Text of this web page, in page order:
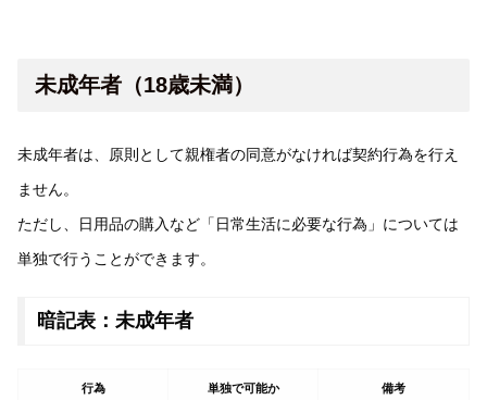
未成年者（18歳未満）
未成年者は、原則として親権者の同意がなければ契約行為を行え
ません。
ただし、日用品の購入など「日常生活に必要な行為」については
単独で行うことができます。
暗記表：未成年者
行為 単独で可能か 備考